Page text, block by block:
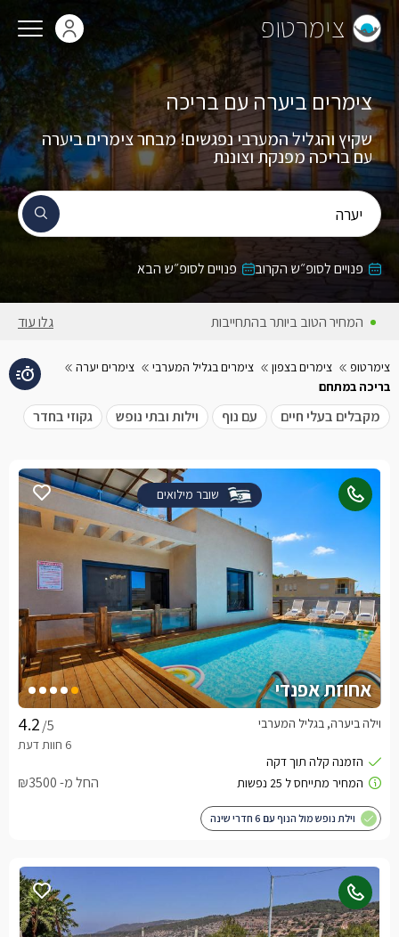
צימרטופ
יערה
צימרים ביערה עם בריכה
שקיץ והגליל המערבי נפגשים! מבחר צימרים ביערה
עם בריכה מפנקת וצוננת
פנויים לסופ״ש הקרוב פנויים לסופ״ש הבא
המחיר הטוב ביותר בהתחייבות גלו עוד
צימרטופ צימרים בצפון צימרים בגליל המערבי
צימרים יערה
בריכה במתחם
מקבלים בעלי חיים עם נוף וילות ובתי נופש גקוזי בחדר
שובר מילואים
אחוזת אפנדי
/5 וילה ביערה, בגליל המערבי
החל מ- ₪3500
וילת נופש מול הנוף עם 6 חדרי שינה